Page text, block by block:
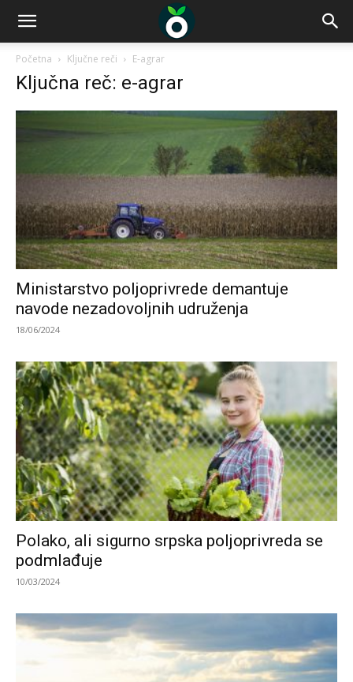
Početna Ključne reči E-agrar
Ključna reč: e-agrar
Ministarstvo poljoprivrede demantuje
navode nezadovoljnih udruženja
18/06/2024
Polako, ali sigurno srpska poljoprivreda se
podmlađuje
10/03/2024